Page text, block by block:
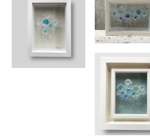
2025 美術の先生が作った作品展出品